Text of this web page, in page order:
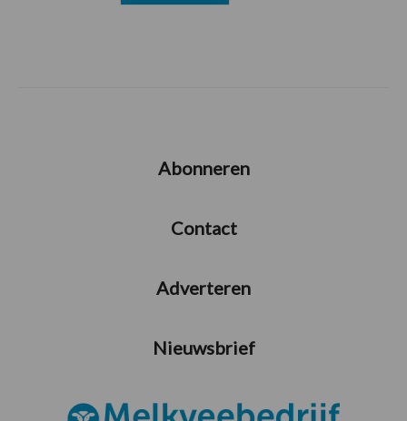
Abonneren
Contact
Adverteren
Nieuwsbrief